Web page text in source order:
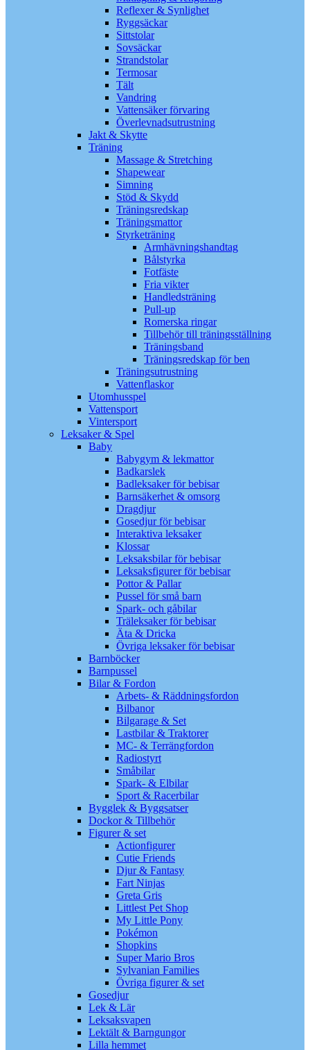
Reflexer & Synlighet
Ryggsäckar
Sittstolar
Sovsäckar
Strandstolar
Termosar
Tält
Vandring
Vattensäker förvaring
Överlevnadsutrustning
Jakt & Skytte
Träning
Massage & Stretching
Shapewear
Simning
Stöd & Skydd
Träningsredskap
Träningsmattor
Styrketräning
Armhävningshandtag
Bålstyrka
Fotfäste
Fria vikter
Handledsträning
Pull-up
Romerska ringar
Tillbehör till träningsställning
Träningsband
Träningsredskap för ben
Träningsutrustning
Vattenflaskor
Utomhusspel
Vattensport
Vintersport
Leksaker & Spel
Baby
Babygym & lekmattor
Badkarslek
Badleksaker för bebisar
Barnsäkerhet & omsorg
Dragdjur
Gosedjur för bebisar
Interaktiva leksaker
Klossar
Leksaksbilar för bebisar
Leksaksfigurer för bebisar
Pottor & Pallar
Pussel för små barn
Spark- och gåbilar
Träleksaker för bebisar
Äta & Dricka
Övriga leksaker för bebisar
Barnböcker
Barnpussel
Bilar & Fordon
Arbets- & Räddningsfordon
Bilbanor
Bilgarage & Set
Lastbilar & Traktorer
MC- & Terrängfordon
Radiostyrt
Småbilar
Spark- & Elbilar
Sport & Racerbilar
Bygglek & Byggsatser
Dockor & Tillbehör
Figurer & set
Actionfigurer
Cutie Friends
Djur & Fantasy
Fart Ninjas
Greta Gris
Littlest Pet Shop
My Little Pony
Pokémon
Shopkins
Super Mario Bros
Sylvanian Families
Övriga figurer & set
Gosedjur
Lek & Lär
Leksaksvapen
Lektält & Barngungor
Lilla hemmet